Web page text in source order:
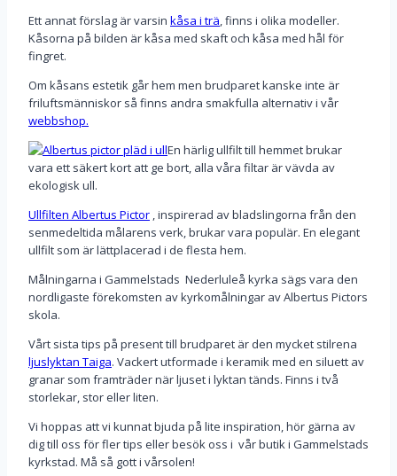
Ett annat förslag är varsin kåsa i trä, finns i olika modeller.
Kåsorna på bilden är kåsa med skaft och kåsa med hål för
fingret.
Om kåsans estetik går hem men brudparet kanske inte är
friluftsmänniskor så finns andra smakfulla alternativ i vår
webbshop.
En härlig ullfilt till hemmet brukar
vara ett säkert kort att ge bort, alla våra filtar är vävda av
ekologisk ull.
Ullfilten Albertus Pictor , inspirerad av bladslingorna från den
senmedeltida målarens verk, brukar vara populär. En elegant
ullfilt som är lättplacerad i de flesta hem.
Målningarna i Gammelstads Nederluleå kyrka sägs vara den
nordligaste förekomsten av kyrkomålningar av Albertus Pictors
skola.
Vårt sista tips på present till brudparet är den mycket stilrena
ljuslyktan Taiga. Vackert utformade i keramik med en siluett av
granar som framträder när ljuset i lyktan tänds. Finns i två
storlekar, stor eller liten.
Vi hoppas att vi kunnat bjuda på lite inspiration, hör gärna av
dig till oss för fler tips eller besök oss i vår butik i Gammelstads
kyrkstad. Må så gott i vårsolen!